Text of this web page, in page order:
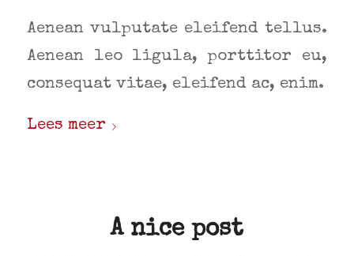
Aenean vulputate eleifend tellus.
Aenean leo ligula, porttitor eu,
consequat vitae, eleifend ac, enim.
Lees meer
A nice post